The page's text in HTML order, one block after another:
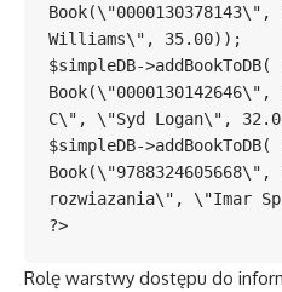
Williams\", 35.00));
$simpleDB->addBookToDB(
C\", \"Syd Logan\",
$simpleDB->addBookToDB(
Book(\"9788324605668\",
rozwiazania\", \"Imar
?>
Rolę warstwy dostępu do